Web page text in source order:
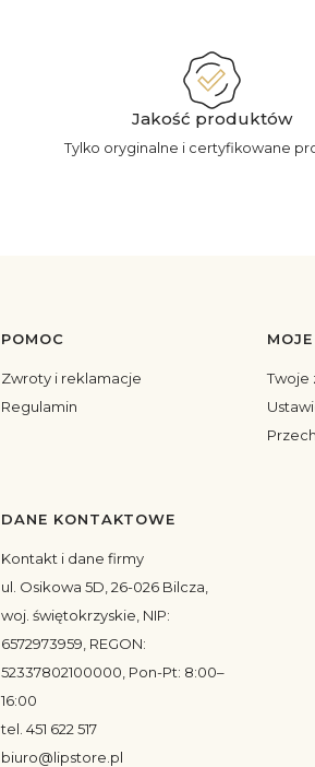
Jakość produktów
Tylko oryginalne i certyfikowane
Linki w stopce
POMOC
Zwroty i reklamacje
Regulamin
Twoje
DANE KONTAKTOWE
Kontakt i dane firmy
ul. Osikowa 5D, 26-026 Bilcza,
woj. świętokrzyskie, NIP:
6572973959, REGON:
52337802100000, Pon-Pt: 8:00–
16:00
tel. 451 622 517
biuro@lipstore.pl